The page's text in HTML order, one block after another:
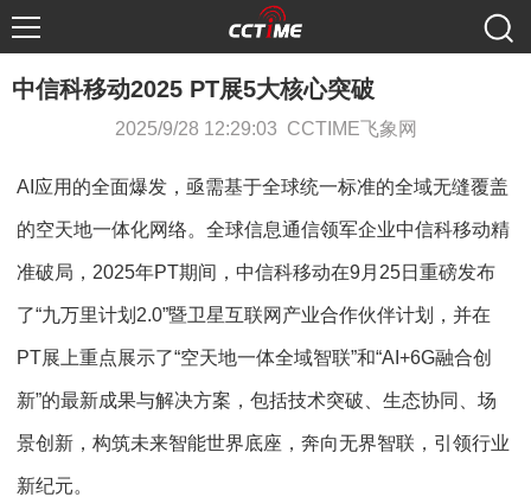
中信科移动2025 PT展5大核心突破
2025/9/28 12:29:03 CCTIME飞象网
AI应用的全面爆发，亟需基于全球统一标准的全域无缝覆盖
的空天地一体化网络。全球信息通信领军企业中信科移动精
准破局，2025年PT期间，中信科移动在9月25日重磅发布
了“九万里计划2.0”暨卫星互联网产业合作伙伴计划，并在
PT展上重点展示了“空天地一体全域智联”和“AI+6G融合创
新”的最新成果与解决方案，包括技术突破、生态协同、场
景创新，构筑未来智能世界底座，奔向无界智联，引领行业
新纪元。